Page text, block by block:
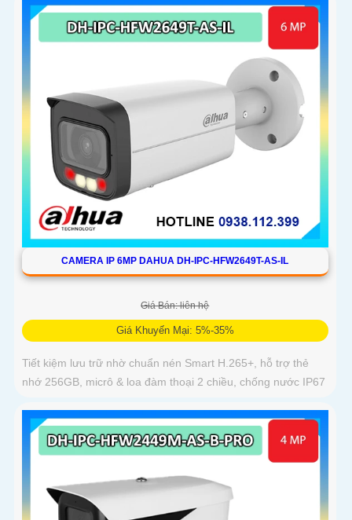
CAMERA IP 6MP DAHUA DH-IPC-HFW2649T-AS-IL
Giá Bán: liên hệ
Giá Khuyến Mại: 5%-35%
Tiết kiệm lưu trữ nhờ chuẩn nén Smart H.265+, hỗ trợ thẻ
nhớ 256GB, micrô & loa đàm thoại 2 chiều, chống nước IP67